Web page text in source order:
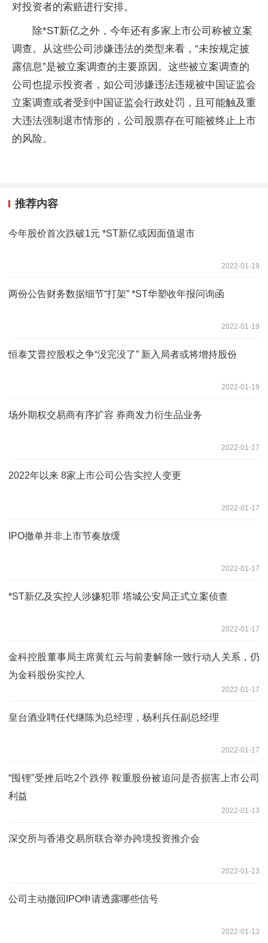
对投资者的索赔进行安排。
除*ST新亿之外，今年还有多家上市公司称被立案
调查。从这些公司涉嫌违法的类型来看，“未按规定披
露信息”是被立案调查的主要原因。这些被立案调查的
公司也提示投资者，如公司涉嫌违法违规被中国证监会
立案调查或者受到中国证监会行政处罚，且可能触及重
大违法强制退市情形的，公司股票存在可能被终止上市
的风险。
推荐内容
今年股价首次跌破1元 *ST新亿或因面值退市
2022-01-19
两份公告财务数据细节“打架” *ST华塑收年报问询函
2022-01-19
恒泰艾普控股权之争“没完没了” 新入局者或将增持股份
2022-01-19
场外期权交易商有序扩容 券商发力衍生品业务
2022-01-17
2022年以来 8家上市公司公告实控人变更
2022-01-17
IPO撤单并非上市节奏放缓
2022-01-17
*ST新亿及实控人涉嫌犯罪 塔城公安局正式立案侦查
2022-01-17
金科控股董事局主席黄红云与前妻解除一致行动人关系，仍
为金科股份实控人
2022-01-17
皇台酒业聘任代继陈为总经理，杨利兵任副总经理
2022-01-17
“囤锂”受挫后吃2个跌停 鞍重股份被追问是否损害上市公司
利益
2022-01-13
深交所与香港交易所联合举办跨境投资推介会
2022-01-13
公司主动撤回IPO申请透露哪些信号
2022-01-13